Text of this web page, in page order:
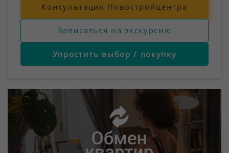
Консультация Новостройцентра
Записаться на экскурсию
Упростить выбор / покупку